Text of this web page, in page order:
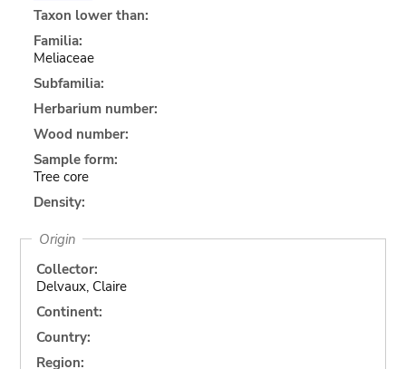
Taxon lower than:
Familia:
Meliaceae
Subfamilia:
Herbarium number:
Wood number:
Sample form:
Tree core
Density:
Origin
Collector:
Delvaux, Claire
Continent:
Country:
Region: